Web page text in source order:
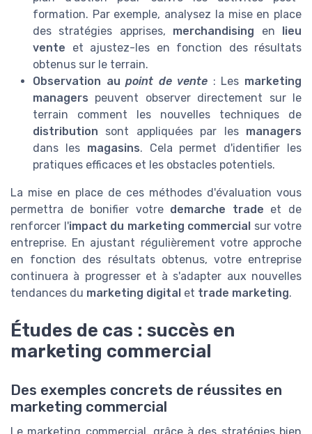
formation. Par exemple, analysez la mise en place
des stratégies apprises, merchandising en lieu
vente et ajustez-les en fonction des résultats
obtenus sur le terrain.
Observation aupoint de vente : Les marketing
managers peuvent observer directement sur le
terrain comment les nouvelles techniques de
distribution sont appliquées par les managers
dans les magasins. Cela permet d'identifier les
pratiques efficaces et les obstacles potentiels.
La mise en place de ces méthodes d'évaluation vous
permettra de bonifier votre demarche trade et de
renforcer l'impact du marketing commercial sur votre
entreprise. En ajustant régulièrement votre approche
en fonction des résultats obtenus, votre entreprise
continuera à progresser et à s'adapter aux nouvelles
tendances du marketing digital et trade marketing.
Études de cas : succès en
marketing commercial
Des exemples concrets de réussites en
marketing commercial